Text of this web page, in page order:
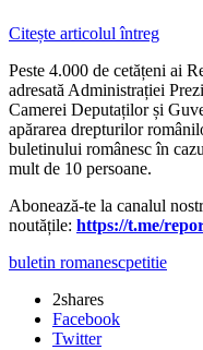
Citește articolul întreg
Peste 4.000 de cetățeni ai
adresată Administrației
Camerei Deputaților și
apărarea drepturilor
buletinului românesc în
mult de 10 persoane.
Abonează-te la canalul
noutățile: https://t.me/
buletin romanescpetitie
2shares
Facebook
Twitter